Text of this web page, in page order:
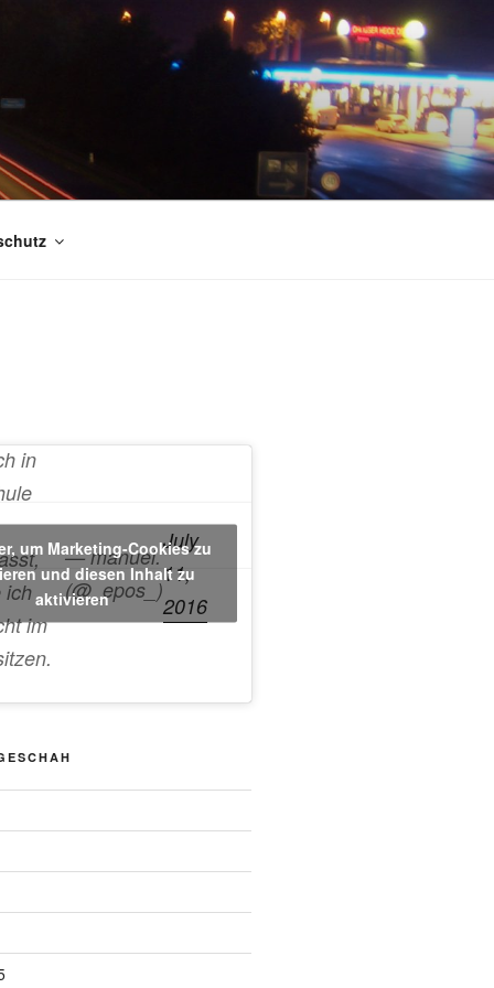
in
ich
im
— manuel.
(@_epos_)
July
11,
2016
um Marketing-Cookies zu
und diesen Inhalt zu
aktivieren